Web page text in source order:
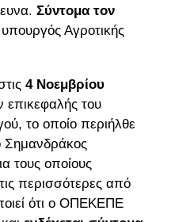
Σύντομα τον
υπουργός Αγροτικής
4 Νοεμβρίου
επικεφαλής του
το οποίο περιήλθε
Σημανδράκος
τους οποίους
περισσότερες από
ότι ο ΟΠΕΚΕΠΕ